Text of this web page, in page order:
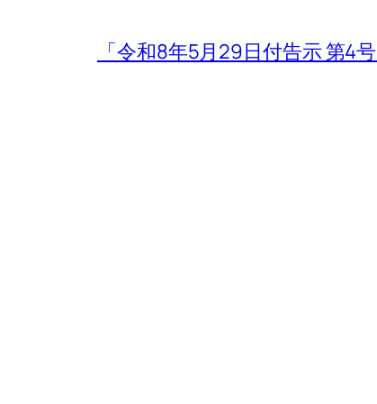
「令和8年5月29日付告示 第4